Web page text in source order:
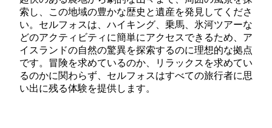
索し、この地域の豊かな歴史と遺産を発見してくださ
い。セルフォスは、ハイキング、乗馬、氷河ツアーな
どのアクティビティに簡単にアクセスできるため、ア
イスランドの自然の驚異を探索するのに理想的な拠点
です。冒険を求めているのか、リラックスを求めてい
るのかに関わらず、セルフォスはすべての旅行者に思
い出に残る体験を提供します。